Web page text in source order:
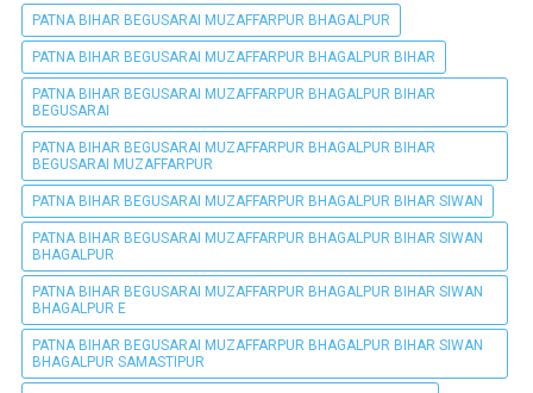
PATNA BIHAR BEGUSARAI MUZAFFARPUR BHAGALPUR
PATNA BIHAR BEGUSARAI MUZAFFARPUR BHAGALPUR BIHAR
PATNA BIHAR BEGUSARAI MUZAFFARPUR BHAGALPUR BIHAR
BEGUSARAI
PATNA BIHAR BEGUSARAI MUZAFFARPUR BHAGALPUR BIHAR
BEGUSARAI MUZAFFARPUR
PATNA BIHAR BEGUSARAI MUZAFFARPUR BHAGALPUR BIHAR SIWAN
PATNA BIHAR BEGUSARAI MUZAFFARPUR BHAGALPUR BIHAR SIWAN
BHAGALPUR
PATNA BIHAR BEGUSARAI MUZAFFARPUR BHAGALPUR BIHAR SIWAN
BHAGALPUR E
PATNA BIHAR BEGUSARAI MUZAFFARPUR BHAGALPUR BIHAR SIWAN
BHAGALPUR SAMASTIPUR